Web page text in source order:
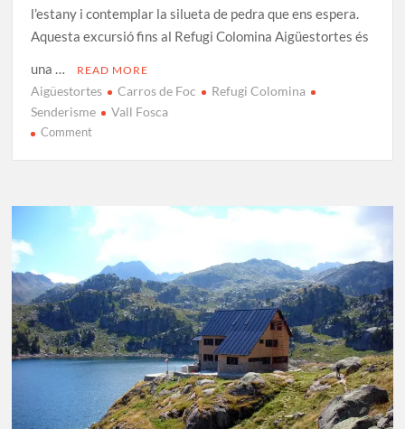
l’estany i contemplar la silueta de pedra que ens espera.
Aquesta excursió fins al Refugi Colomina Aigüestortes és
una …
READ MORE
Aigüestortes Carros de Foc
Refugi Colomina
Senderisme
Vall Fosca
Commenton
completa
i